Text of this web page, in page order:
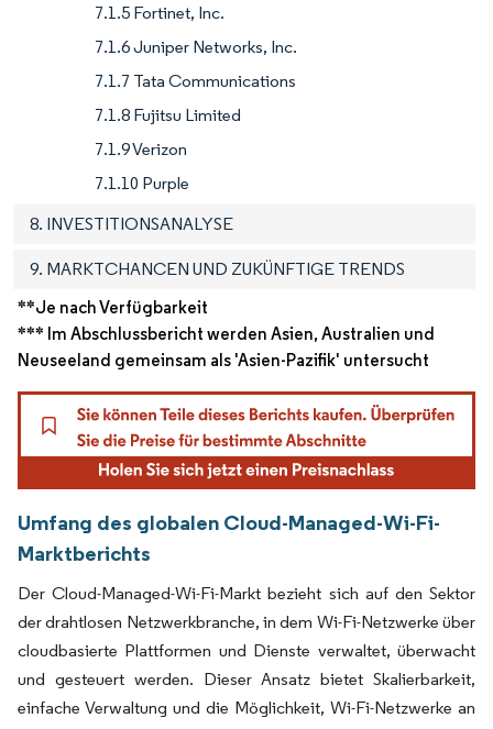
7.1.5 Fortinet, Inc.
7.1.6 Juniper Networks, Inc.
7.1.7 Tata Communications
7.1.8 Fujitsu Limited
7.1.9 Verizon
7.1.10 Purple
8. INVESTITIONSANALYSE
9. MARKTCHANCEN UND ZUKÜNFTIGE TRENDS
**Je nach Verfügbarkeit
*** Im Abschlussbericht werden Asien, Australien und
Neuseeland gemeinsam als 'Asien-Pazifik' untersucht
Umfang des globalen Cloud-Managed-Wi-Fi-
Marktberichts
Der Cloud-Managed-Wi-Fi-Markt bezieht sich auf den Sektor
der drahtlosen Netzwerkbranche, in dem Wi-Fi-Netzwerke über
cloudbasierte Plattformen und Dienste verwaltet, überwacht
und gesteuert werden. Dieser Ansatz bietet Skalierbarkeit,
einfache Verwaltung und die Möglichkeit, Wi-Fi-Netzwerke an